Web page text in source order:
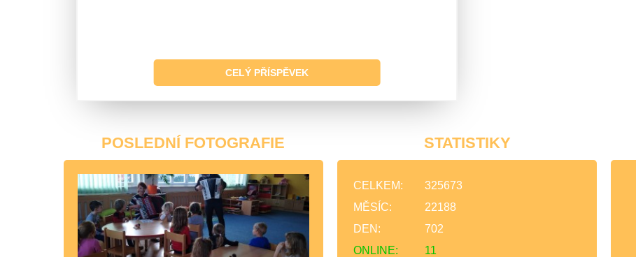
CELÝ PŘÍSPĚVEK
POSLEDNÍ FOTOGRAFIE STATISTIKY
ONLINE: 11
CELKEM:
325673
MĚSÍC:
22188
DEN:
702